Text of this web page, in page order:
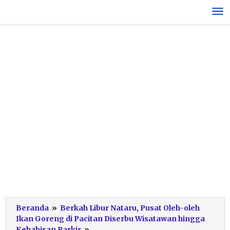
konten
Beranda » Berkah Libur Nataru, Pusat Oleh-oleh
Ikan Goreng di Pacitan Diserbu Wisatawan hingga